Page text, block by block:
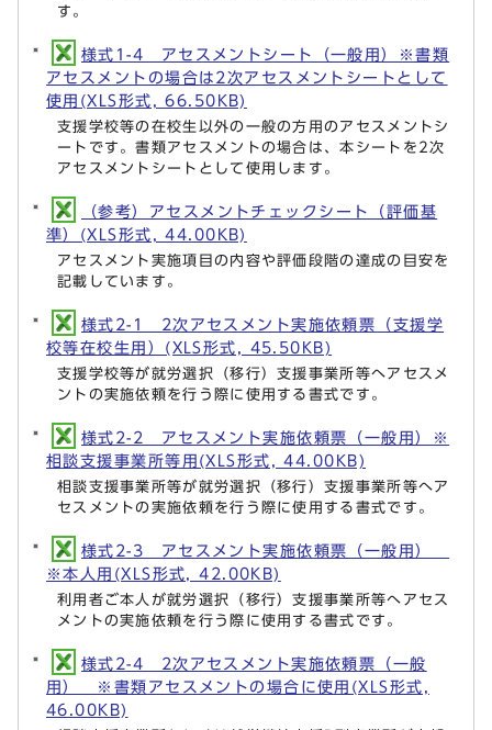
す。
様式1-4 アセスメントシート（一般用）※書類
アセスメントの場合は2次アセスメントシートとして
使用(XLS形式, 66.50KB)
支援学校等の在校生以外の一般の方用のアセスメントシ
ートです。書類アセスメントの場合は、本シートを2次
アセスメントシートとして使用します。
（参考）アセスメントチェックシート（評価基
準）(XLS形式, 44.00KB)
アセスメント実施項目の内容や評価段階の達成の目安を
記載しています。
様式2-1 2次アセスメント実施依頼票（支援学
校等在校生用）(XLS形式, 45.50KB)
支援学校等が就労選択（移行）支援事業所等へアセスメ
ントの実施依頼を行う際に使用する書式です。
様式2-2 アセスメント実施依頼票（一般用）※
相談支援事業所等用(XLS形式, 44.00KB)
相談支援事業所等が就労選択（移行）支援事業所等へア
セスメントの実施依頼を行う際に使用する書式です。
様式2-3 アセスメント実施依頼票（一般用）
※本人用(XLS形式, 42.00KB)
利用者ご本人が就労選択（移行）支援事業所等へアセス
メントの実施依頼を行う際に使用する書式です。
様式2-4 2次アセスメント実施依頼票（一般
用） ※書類アセスメントの場合に使用(XLS形式,
46.00KB)